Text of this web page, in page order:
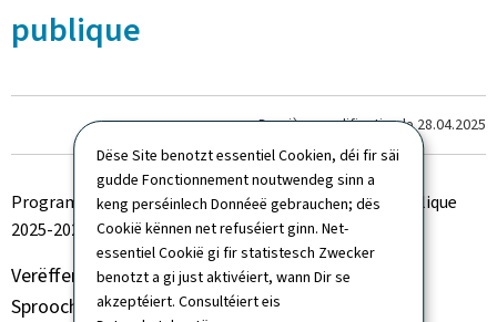
Dëse Site benotzt essentiel Cookien, déi fir säi
gudde Fonctionnement noutwendeg sinn a
keng perséinlech Donnéeë gebrauchen; dës
Cookië kënnen net refuséiert ginn. Net-
essentiel Cookië gi fir statistesch Zwecker
benotzt a gi just aktivéiert, wann Dir se
akzeptéiert. Consultéiert eis
publique
Dernière modification le28.04.2025
Programme de travail du ministère de la Fonction publique
2025-2027
Verëffentlechungsjoer 2025
Sprooch(en) Franséisch